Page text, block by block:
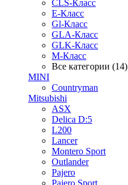
CLS-Класс
E-Класс
Gl-Класс
GLA-Класс
GLK-Класс
M-Класс
Все категории (14)
MINI
Countryman
Mitsubishi
ASX
Delica D:5
L200
Lancer
Montero Sport
Outlander
Pajero
Pajero Sport